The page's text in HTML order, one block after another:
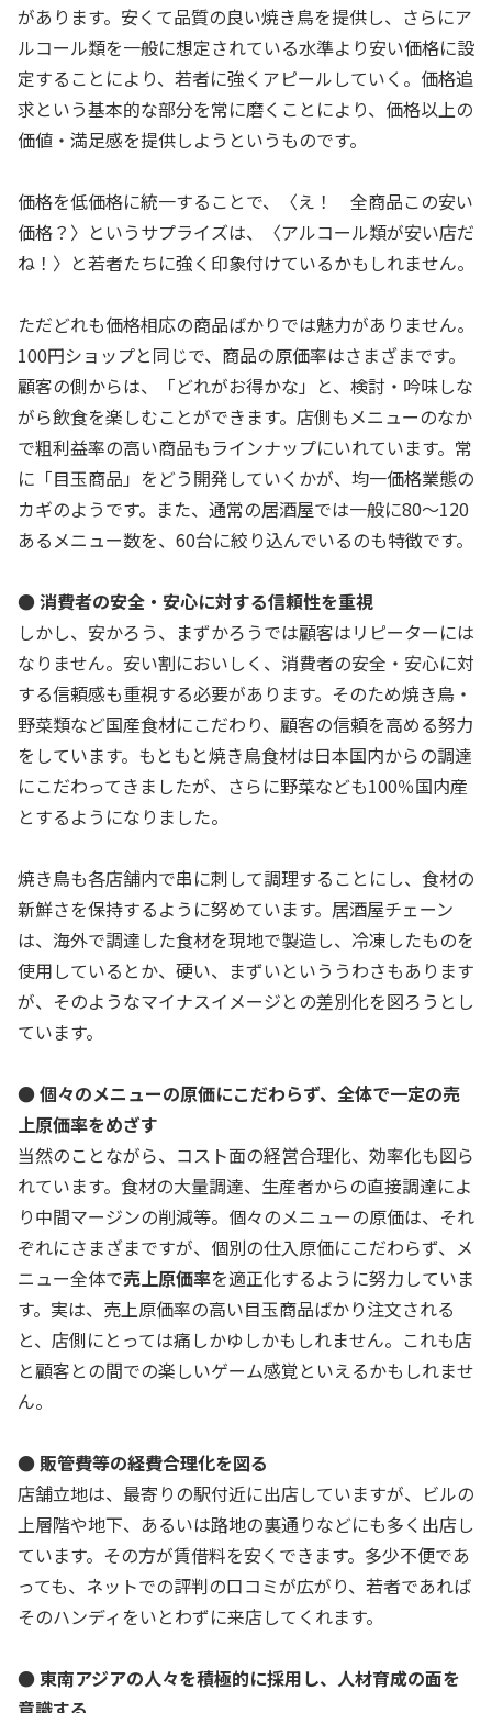
があります。安くて品質の良い焼き鳥を提供し、さらにア
ルコール類を一般に想定されている水準より安い価格に設
定することにより、若者に強くアピールしていく。価格追
求という基本的な部分を常に磨くことにより、価格以上の
価値・満足感を提供しようというものです。
価格を低価格に統一することで、〈え！ 全商品この安い
価格？〉というサプライズは、〈アルコール類が安い店だ
ね！〉と若者たちに強く印象付けているかもしれません。
ただどれも価格相応の商品ばかりでは魅力がありません。
100円ショップと同じで、商品の原価率はさまざまです。
顧客の側からは、「どれがお得かな」と、検討・吟味しな
がら飲食を楽しむことができます。店側もメニューのなか
で粗利益率の高い商品もラインナップにいれています。常
に「目玉商品」をどう開発していくかが、均一価格業態の
カギのようです。また、通常の居酒屋では一般に80～120
あるメニュー数を、60台に絞り込んでいるのも特徴です。
● 消費者の安全・安心に対する信頼性を重視
しかし、安かろう、まずかろうでは顧客はリピーターには
なりません。安い割においしく、消費者の安全・安心に対
する信頼感も重視する必要があります。そのため焼き鳥・
野菜類など国産食材にこだわり、顧客の信頼を高める努力
をしています。もともと焼き鳥食材は日本国内からの調達
にこだわってきましたが、さらに野菜なども100％国内産
とするようになりました。
焼き鳥も各店舗内で串に刺して調理することにし、食材の
新鮮さを保持するように努めています。居酒屋チェーン
は、海外で調達した食材を現地で製造し、冷凍したものを
使用しているとか、硬い、まずいといううわさもあります
が、そのようなマイナスイメージとの差別化を図ろうとし
ています。
● 個々のメニューの原価にこだわらず、全体で一定の売
上原価率をめざす
当然のことながら、コスト面の経営合理化、効率化も図ら
れています。食材の大量調達、生産者からの直接調達によ
り中間マージンの削減等。個々のメニューの原価は、それ
ぞれにさまざまですが、個別の仕入原価にこだわらず、メ
ニュー全体で売上原価率を適正化するように努力していま
す。実は、売上原価率の高い目玉商品ばかり注文される
と、店側にとっては痛しかゆしかもしれません。これも店
と顧客との間での楽しいゲーム感覚といえるかもしれませ
ん。
● 販管費等の経費合理化を図る
店舗立地は、最寄りの駅付近に出店していますが、ビルの
上層階や地下、あるいは路地の裏通りなどにも多く出店し
ています。その方が賃借料を安くできます。多少不便であ
っても、ネットでの評判の口コミが広がり、若者であれば
そのハンディをいとわずに来店してくれます。
● 東南アジアの人々を積極的に採用し、人材育成の面を